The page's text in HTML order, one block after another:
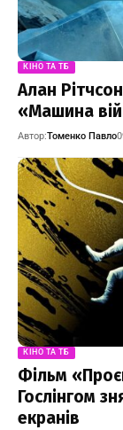
КІНО ТА ТБ
Алан
«Машина
Автор:Томенко Павло
КІНО ТА ТБ
Фільм
Гослінгом
екранів